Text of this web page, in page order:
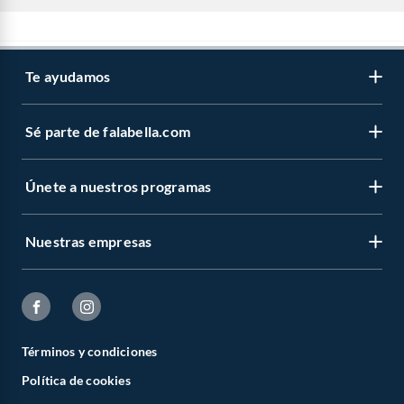
Te ayudamos
Sé parte de falabella.com
Únete a nuestros programas
Nuestras empresas
Términos y condiciones
Política de cookies